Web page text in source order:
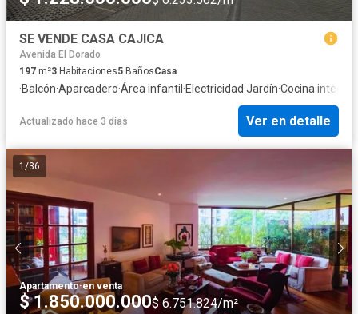
SE VENDE CASA CAJICA
Avenida El Dorado
197 m²3 Habitaciones5 BañosCasa
·Balcón·Aparcadero·Área infantil ·Electricidad·Jardín·Cocina integral
Actualizado hace 3 días Ver en detalle
1 /36
Apartamento·en venta
$ 1.850.000.000$ 6.751.824/m²